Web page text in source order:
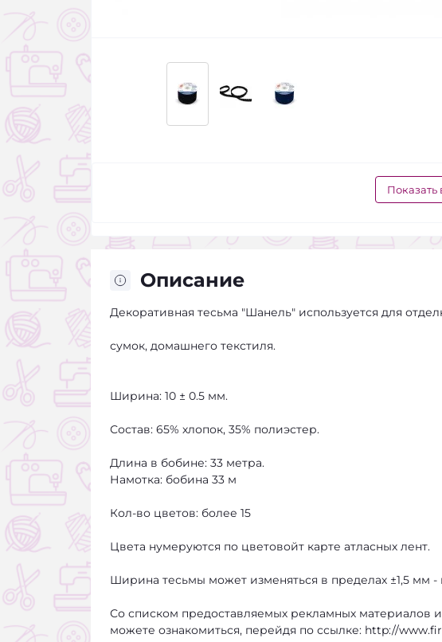
Показать
Описание
Декоративная тесьма "Шанель" используется для
сумок, домашнего текстиля.
Ширина: 10 ± 0.5 мм.
Состав: 65% хлопок, 35% полиэстер.
Длина в бобине: 33 метра.
Намотка: бобина 33 м
Кол-во цветов: более 15
Цвета нумеруются по цветовойт карте атласных лент.
Ширина тесьмы может изменяться в пределах ±1,5 мм -
Со списком предоставляемых рекламных материалов
можете ознакомиться, перейдя по ссылке: http://